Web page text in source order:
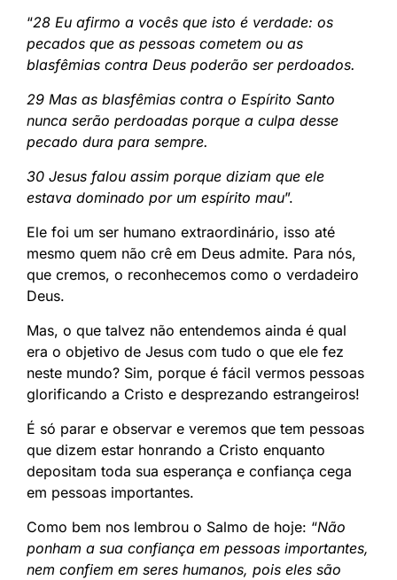
“28 Eu afirmo a vocês que isto é verdade: os
pecados que as pessoas cometem ou as
blasfêmias contra Deus poderão ser perdoados.
29 Mas as blasfêmias contra o Espírito Santo
nunca serão perdoadas porque a culpa desse
pecado dura para sempre.
30 Jesus falou assim porque diziam que ele
estava dominado por um espírito mau”.
Ele foi um ser humano extraordinário, isso até
mesmo quem não crê em Deus admite. Para nós,
que cremos, o reconhecemos como o verdadeiro
Deus.
Mas, o que talvez não entendemos ainda é qual
era o objetivo de Jesus com tudo o que ele fez
neste mundo? Sim, porque é fácil vermos pessoas
glorificando a Cristo e desprezando estrangeiros!
É só parar e observar e veremos que tem pessoas
que dizem estar honrando a Cristo enquanto
depositam toda sua esperança e confiança cega
em pessoas importantes.
Como bem nos lembrou o Salmo de hoje: “Não
ponham a sua confiança em pessoas importantes,
nem confiem em seres humanos, pois eles são